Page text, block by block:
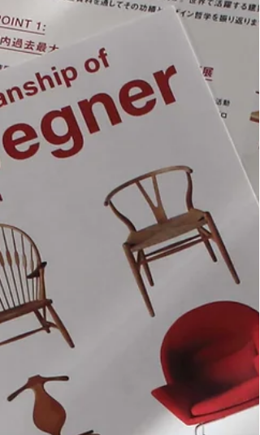
ました。この貴重なモデルをクラートで期間限
定、特別展示いたします。 期間限定 特別展示
2026.1.4 -- 1/25 終了しました 脚先のウッドベー
スはより洗練されたナチュラルな印象で、サイド
クッションはウェグナー自邸で使用されていたも
のをイメージし、デンマークkvadrat社のファブ
ックで再現しています。 子供たちと訪れた夏の
ビーチで、砂浜に穴を掘り横たわったときに思い
つきすぐに図面を起こしたそう。まさにリラック
スできる究極のラウンジチェア。ウェグナーの作
品は木材を用いた家具がほとんどで、唯一、金属
のみで構成された貴重な一脚です。 pp225 Flag
Halyard Chair design: Hans J. Wegner, 1950 /PP
mobler 価格 2,577,300 円税込 photo by PP
mobler 単純なつくりではない強靭なロープ /デ
ンマーク工房訪問にて ウェグ